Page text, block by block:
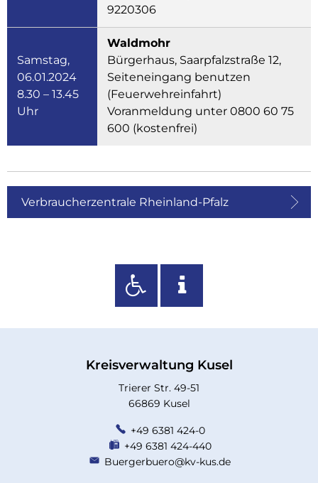
9220306
Samstag,
06.01.2024
8.30 – 13.45
Uhr
Waldmohr
Bürgerhaus, Saarpfalzstraße 12,
Seiteneingang benutzen
(Feuerwehreinfahrt)
Voranmeldung unter 0800 60 75
600 (kostenfrei)
Verbraucherzentrale Rheinland-Pfalz
Kreisverwaltung Kusel
Trierer Str. 49-51
66869 Kusel
+49 6381 424-0
+49 6381 424-440
Buergerbuero@kv-kus.de